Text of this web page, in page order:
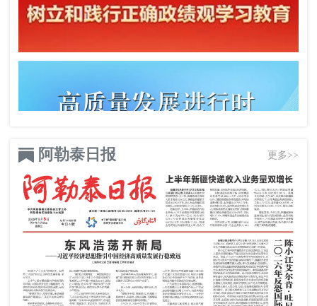
阿勒泰日报 更多>>